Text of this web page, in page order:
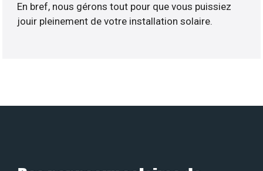
En bref, nous gérons tout pour que vous puissiez
jouir pleinement de votre installation solaire.